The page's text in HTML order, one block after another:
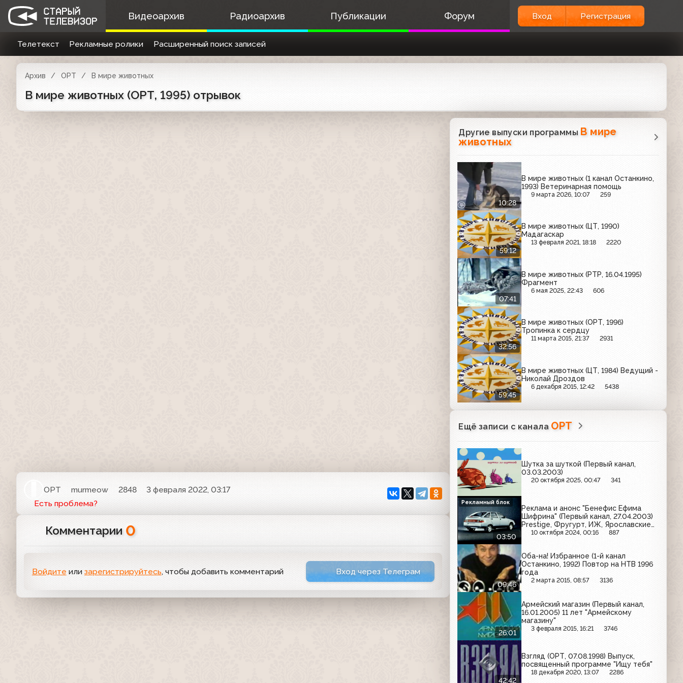
Видеоархив Радиоархив Публикации Форум Вход Регистрация
Телетекст Рекламные ролики Расширенный поиск записей
Архив ОРТ В мире животных
В мире животных (ОРТ, 1995) отрывок
ОРТ murmeow 2848
3 февраля 2022, 03:17
Есть проблема?
Комментарии 0
Войдите или зарегистрируйтесь, чтобы добавить комментарий Вход через Телеграм
Другие выпуски программы В мире
животных
10:28
В мире животных (1 канал Останкино,
1993) Ветеринарная помощь
9 марта 2026, 10:07 259
59:12
В мире животных (ЦТ, 1990)
Мадагаскар
13 февраля 2021, 18:18 2220
07:41
В мире животных (РТР, 16.04.1995)
Фрагмент
6 мая 2025, 22:43 606
32:56
В мире животных (ОРТ, 1996)
Тропинка к сердцу
11 марта 2015, 21:37 2931
59:45
В мире животных (ЦТ, 1984) Ведущий -
Николай Дроздов
6 декабря 2015, 12:42 5438
Ещё записи с канала ОРТ
Шутка за шуткой (Первый канал,
03.03.2003)
20 октября 2025, 00:47 341
03:50
Реклама и анонс "Бенефис Ефима
Шифрина" (Первый канал, 27.04.2003)
Prestige, Фругурт, ИЖ, Ярославские
краски, Texaco, Art Moscow, Gillette,
10 октября 2024, 00:16 887
Рекламный блок
09:46
Оба-на! Избранное (1-й канал
Останкино, 1992) Повтор на НТВ 1996
года
2 марта 2015, 08:57 3136
26:01
Армейский магазин (Первый канал,
16.01.2005) 11 лет "Армейскому
магазину"
3 февраля 2015, 16:21 3746
42:42
Взгляд (ОРТ, 07.08.1998) Выпуск,
посвященный программе "Ищу тебя"
18 декабря 2020, 13:07 2286